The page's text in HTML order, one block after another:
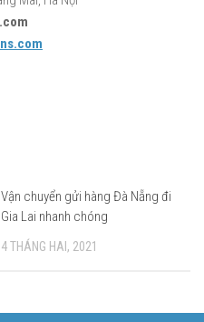
Vận chuyển gửi hàng Đà Nẵng đi
Gia Lai nhanh chóng
4 THÁNG HAI, 2021